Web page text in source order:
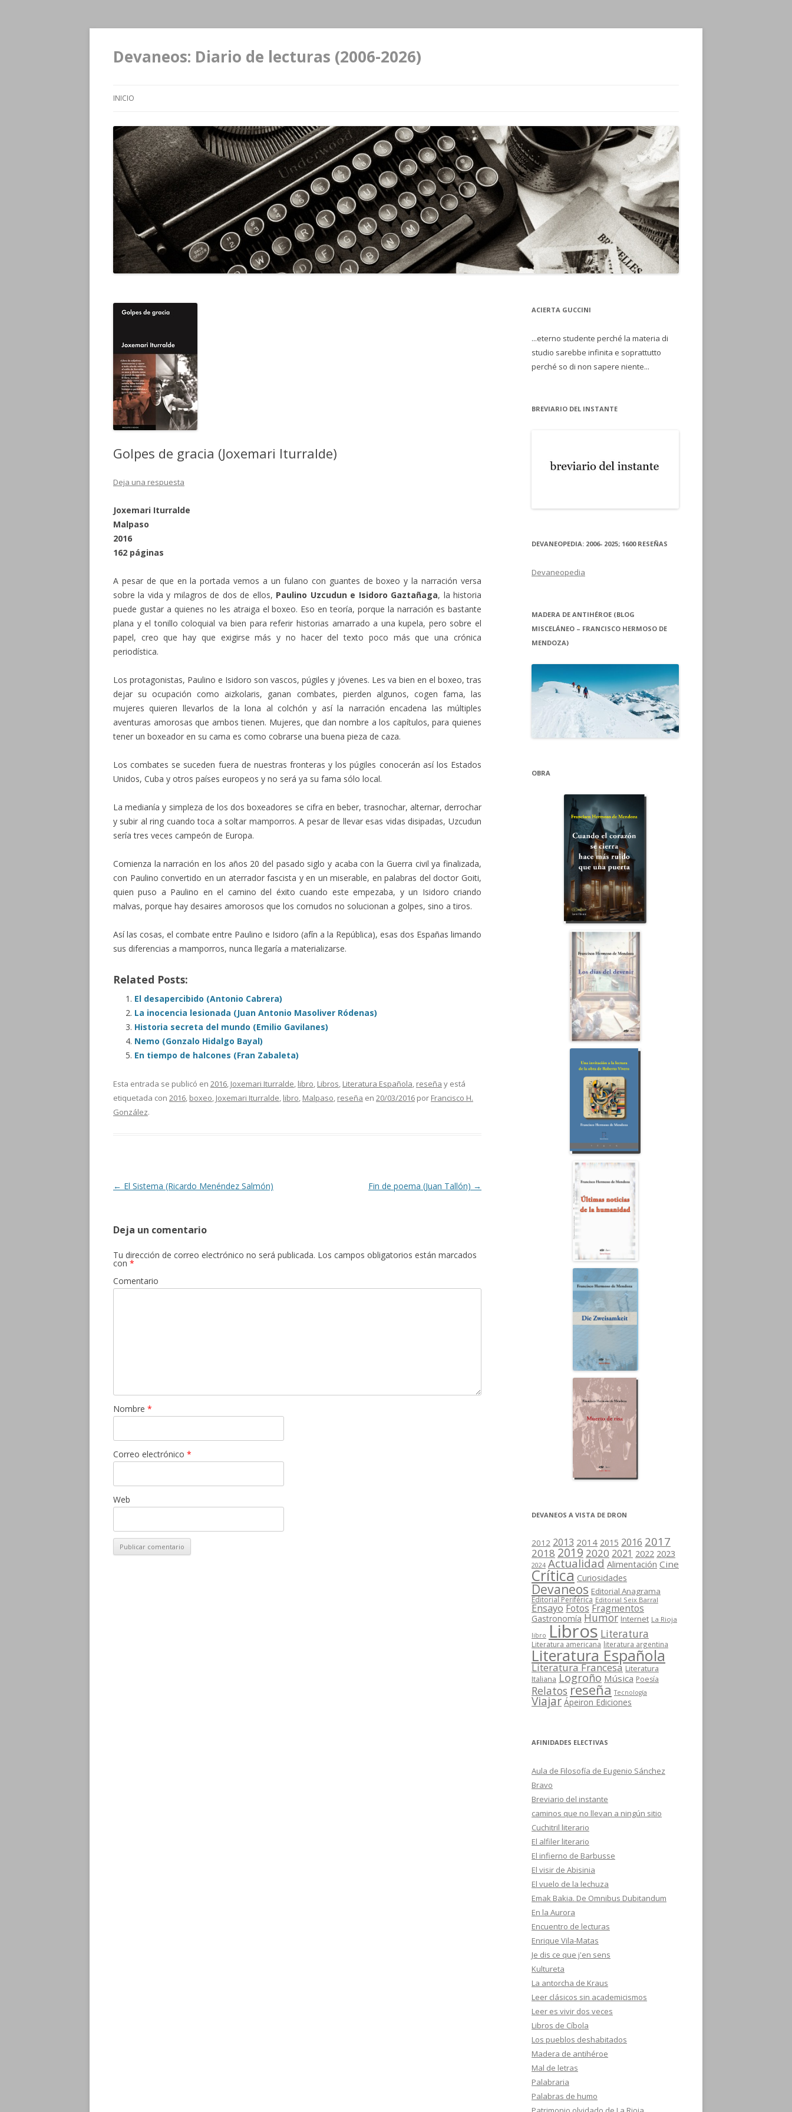
Devaneos: Diario de lecturas (2006-2026)
INICIO
Golpes de gracia (Joxemari Iturralde)
Deja una respuesta
Joxemari Iturralde
Malpaso
2016
162 páginas
A pesar de que en la portada vemos a un fulano con guantes de boxeo y la narración versa
sobre la vida y milagros de dos de ellos, Paulino Uzcudun e Isidoro Gaztañaga, la historia
puede gustar a quienes no les atraiga el boxeo. Eso en teoría, porque la narración es bastante
plana y el tonillo coloquial va bien para referir historias amarrado a una kupela, pero sobre el
papel, creo que hay que exigirse más y no hacer del texto poco más que una crónica
periodística.
Los protagonistas, Paulino e Isidoro son vascos, púgiles y jóvenes. Les va bien en el boxeo, tras
dejar su ocupación como aizkolaris, ganan combates, pierden algunos, cogen fama, las
mujeres quieren llevarlos de la lona al colchón y así la narración encadena las múltiples
aventuras amorosas que ambos tienen. Mujeres, que dan nombre a los capítulos, para quienes
tener un boxeador en su cama es como cobrarse una buena pieza de caza.
Los combates se suceden fuera de nuestras fronteras y los púgiles conocerán así los Estados
Unidos, Cuba y otros países europeos y no será ya su fama sólo local.
La medianía y simpleza de los dos boxeadores se cifra en beber, trasnochar, alternar, derrochar
y subir al ring cuando toca a soltar mamporros. A pesar de llevar esas vidas disipadas, Uzcudun
sería tres veces campeón de Europa.
Comienza la narración en los años 20 del pasado siglo y acaba con la Guerra civil ya finalizada,
con Paulino convertido en un aterrador fascista y en un miserable, en palabras del doctor Goiti,
quien puso a Paulino en el camino del éxito cuando este empezaba, y un Isidoro criando
malvas, porque hay desaires amorosos que los cornudos no solucionan a golpes, sino a tiros.
Así las cosas, el combate entre Paulino e Isidoro (afín a la República), esas dos Españas limando
sus diferencias a mamporros, nunca llegaría a materializarse.
Related Posts:
El desapercibido (Antonio Cabrera)
La inocencia lesionada (Juan Antonio Masoliver Ródenas)
Historia secreta del mundo (Emilio Gavilanes)
Nemo (Gonzalo Hidalgo Bayal)
En tiempo de halcones (Fran Zabaleta)
Esta entrada se publicó en 2016, Joxemari Iturralde, libro, Libros, Literatura Española, reseña y está
etiquetada con 2016, boxeo, Joxemari Iturralde, libro, Malpaso, reseña en 20/03/2016 por Francisco H.
González.
Navegación de entradas
← El Sistema (Ricardo Menéndez Salmón) Fin de poema (Juan Tallón) →
Deja un comentario
Tu dirección de correo electrónico no será publicada. Los campos obligatorios están marcados
con *
Comentario
Nombre *
Correo electrónico *
Web
ACIERTA GUCCINI
...eterno studente perché la materia di
studio sarebbe infinita e soprattutto
perché so di non sapere niente...
BREVIARIO DEL INSTANTE
DEVANEOPEDIA: 2006- 2025; 1600 RESEÑAS
Devaneopedia
MADERA DE ANTIHÉROE (BLOG
MISCELÁNEO – FRANCISCO HERMOSO DE
MENDOZA)
OBRA
DEVANEOS A VISTA DE DRON
2012 2013 2014 2015 2016 2017
2018 2019 2020 2021 2022 2023
2024 Actualidad Alimentación Cine
Crítica Curiosidades
Devaneos Editorial Anagrama
Editorial Periférica Editorial Seix Barral
Ensayo Fotos Fragmentos
Gastronomía Humor Internet La Rioja
libro Libros Literatura
Literatura americana literatura argentina
Literatura Española
Literatura Francesa Literatura
Italiana Logroño Música Poesía
Relatos reseña Tecnología
Viajar Ápeiron Ediciones
AFINIDADES ELECTIVAS
Aula de Filosofía de Eugenio Sánchez
Bravo
Breviario del instante
caminos que no llevan a ningún sitio
Cuchitril literario
El alfiler literario
El infierno de Barbusse
El visir de Abisinia
El vuelo de la lechuza
Emak Bakia. De Omnibus Dubitandum
En la Aurora
Encuentro de lecturas
Enrique Vila-Matas
Je dis ce que j'en sens
Kultureta
La antorcha de Kraus
Leer clásicos sin academicismos
Leer es vivir dos veces
Libros de Cíbola
Los pueblos deshabitados
Madera de antihéroe
Mal de letras
Palabraria
Palabras de humo